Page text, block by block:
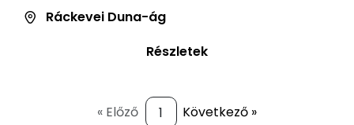
Ráckevei Duna-ág
Részletek
« Előző Következő »